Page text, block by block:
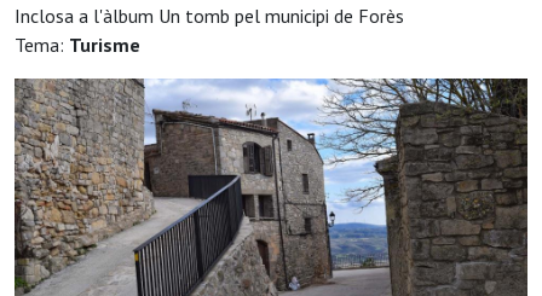
Inclosa a l'àlbum Un tomb pel municipi de Forès
Tema: Turisme